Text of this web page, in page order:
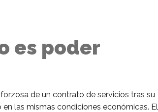
es poder
de un contrato de servicios tras su
las mismas condiciones económicas. El